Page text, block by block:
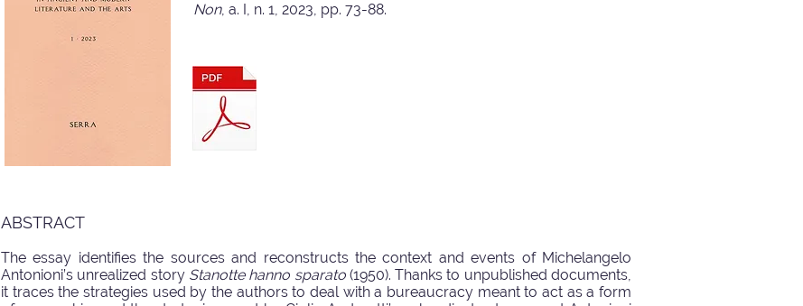
Non, a. I, n. 1, 2023, pp. 73-88.
ABSTRACT
The essay identifies the sources and reconstructs the context and events of Michelangelo
Antonioni’s unrealized story Stanotte hanno sparato (1950). Thanks to unpublished documents,
it traces the strategies used by the authors to deal with a bureaucracy meant to act as a form